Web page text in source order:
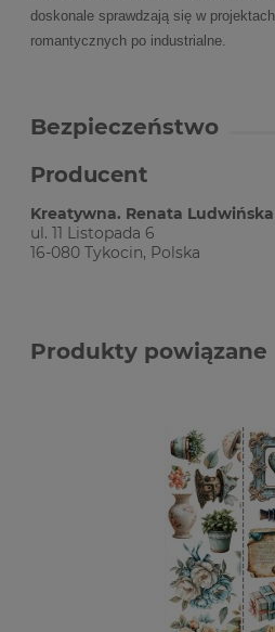
doskonale sprawdzają się w
romantycznych po industrialne.
Bezpieczeństwo
Producent
Kreatywna. Renata Ludwińska
ul. 11 Listopada 6
16-080 Tykocin, Polska
Produkty powiązane